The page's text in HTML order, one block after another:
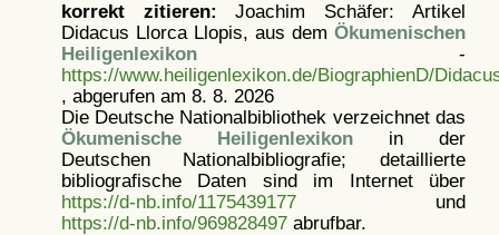
korrekt zitieren: Joachim Schäfer: Artikel
Didacus Llorca Llopis, aus dem Ökumenischen
Heiligenlexikon-
https://www.heiligenlexikon.de/BiographienD/
, abgerufen am 8. 8. 2026
Die Deutsche Nationalbibliothek verzeichnet das
Ökumenische Heiligenlexikonin der
Deutschen Nationalbibliografie; detaillierte
bibliografische Daten sind im Internet über
https://d-nb.info/1175439177und
https://d-nb.info/969828497abrufbar.